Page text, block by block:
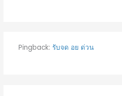
Pingback: รับจด อย ด่วน